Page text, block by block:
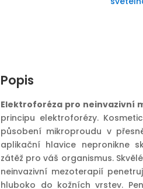
Popis
Elektroforéza pro neinvazivní
principu elektroforézy.
působení mikroproudu v
aplikační hlavice nepronikne
zátěž pro váš organismus.
neinvazivní mezoterapií
hluboko do kožních vrstev.